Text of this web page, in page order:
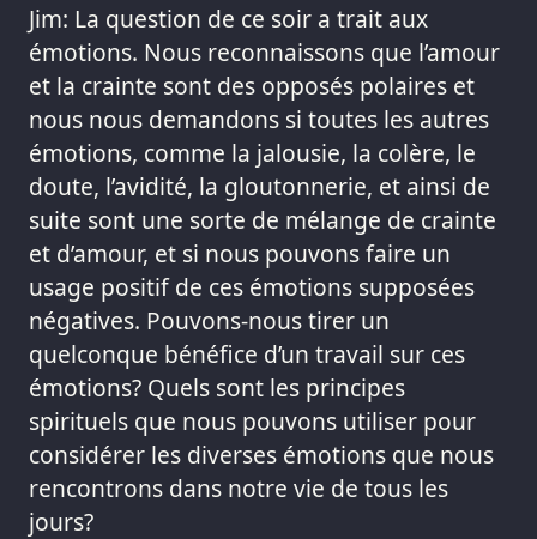
Jim: La question de ce soir a trait aux
émotions. Nous reconnaissons que l’amour
et la crainte sont des opposés polaires et
nous nous demandons si toutes les autres
émotions, comme la jalousie, la colère, le
doute, l’avidité, la gloutonnerie, et ainsi de
suite sont une sorte de mélange de crainte
et d’amour, et si nous pouvons faire un
usage positif de ces émotions supposées
négatives. Pouvons-nous tirer un
quelconque bénéfice d’un travail sur ces
émotions? Quels sont les principes
spirituels que nous pouvons utiliser pour
considérer les diverses émotions que nous
rencontrons dans notre vie de tous les
jours?